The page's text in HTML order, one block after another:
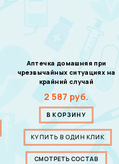
Аптечка домашняя при
чрезвычайных ситуациях на
крайний случай
2 587 руб.
В КОРЗИНУ
КУПИТЬ В ОДИН КЛИК
СМОТРЕТЬ СОСТАВ